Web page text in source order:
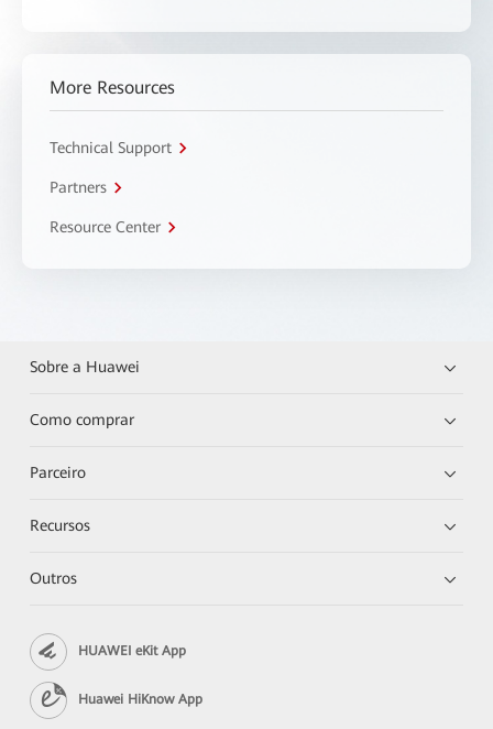
More Resources
Technical Support
Partners
Resource Center
Sobre a Huawei
Como comprar
Parceiro
Recursos
Outros
HUAWEI eKit App
Huawei HiKnow App